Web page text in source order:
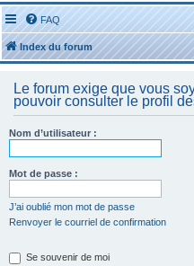
FAQ
Index du forum
Le forum exige que vous
pouvoir consulter le profil
Nom d’utilisateur :
Mot de passe :
J’ai oublié mon mot de passe
Renvoyer le courriel de confirmation
Se souvenir de moi